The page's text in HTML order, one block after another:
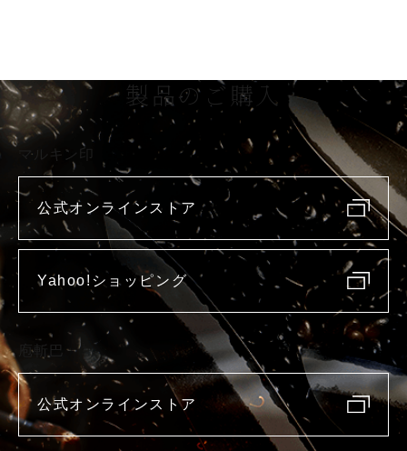
製品のご購入
マルキン印
公式オンラインストア
Yahoo!ショッピング
庖斬巴
公式オンラインストア